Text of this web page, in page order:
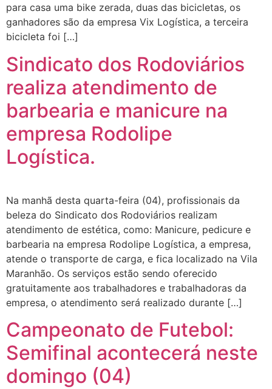
para casa uma bike zerada, duas das bicicletas, os
ganhadores são da empresa Vix Logística, a terceira
bicicleta foi […]
Sindicato dos Rodoviários
realiza atendimento de
barbearia e manicure na
empresa Rodolipe
Logística.
Na manhã desta quarta-feira (04), profissionais da
beleza do Sindicato dos Rodoviários realizam
atendimento de estética, como: Manicure, pedicure e
barbearia na empresa Rodolipe Logística, a empresa,
atende o transporte de carga, e fica localizado na Vila
Maranhão. Os serviços estão sendo oferecido
gratuitamente aos trabalhadores e trabalhadoras da
empresa, o atendimento será realizado durante […]
Campeonato de Futebol:
Semifinal acontecerá neste
domingo (04)